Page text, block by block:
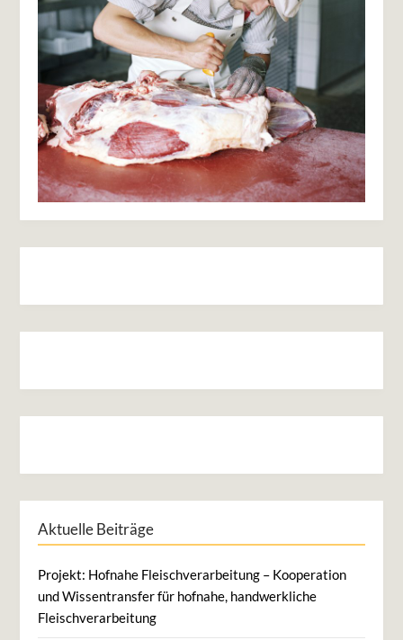
Aktuelle Beiträge
Projekt: Hofnahe Fleischverarbeitung – Kooperation
und Wissentransfer für hofnahe, handwerkliche
Fleischverarbeitung